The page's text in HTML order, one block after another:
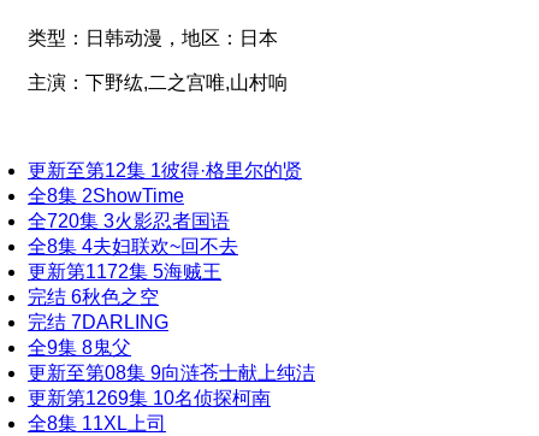
类型： 日韩动漫， 地区： 日本
主演： 下野纮,二之宫唯,山村响
更新至第12集 1彼得·格里尔的贤
全8集 2ShowTime
全720集 3火影忍者国语
全8集 4夫妇联欢~回不去
更新第1172集 5海贼王
完结 6秋色之空
完结 7DARLING
全9集 8鬼父
更新至第08集 9向涟苍士献上纯洁
更新第1269集 10名侦探柯南
全8集 11XL上司